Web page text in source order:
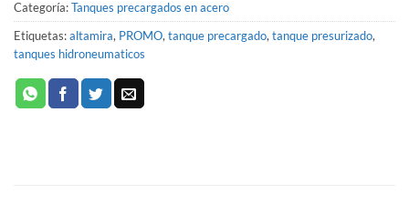
Categoría:Tanques precargados en acero
Etiquetas:altamira, PROMO, tanque precargado, tanque presurizado,
tanques hidroneumaticos